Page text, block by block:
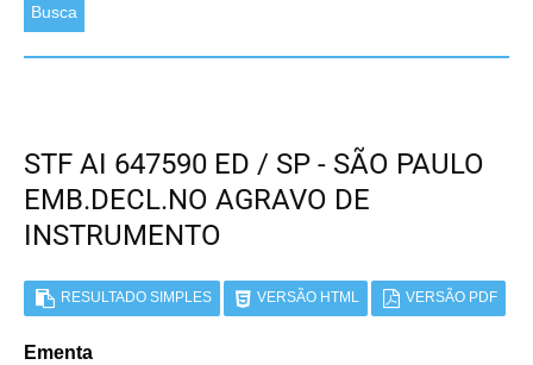
Busca
STF AI 647590 ED / SP - SÃO PAULO
EMB.DECL.NO AGRAVO DE
INSTRUMENTO
RESULTADO SIMPLES VERSÃO HTML VERSÃO PDF
Ementa